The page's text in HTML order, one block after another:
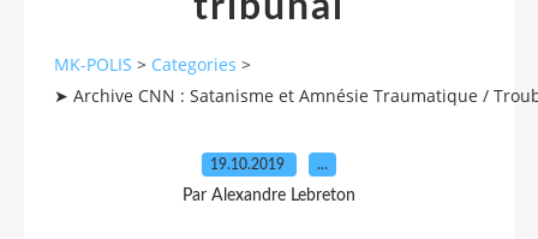
MK-POLIS > Categories >
➤ Archive CNN : Satanisme et Amnésie Traumatique /
19.10.2019 …
Par Alexandre Lebreton